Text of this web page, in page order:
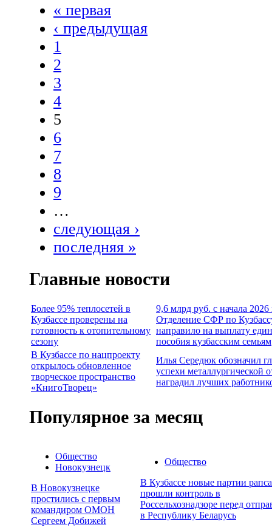
« первая
‹ предыдущая
1
2
3
4
5
6
7
8
9
…
следующая ›
последняя »
Главные новости
Более 95% теплосетей в
Кузбассе проверены на
готовность к отопительному
сезону
9,6 млрд руб. с начала 2026
Отделение СФР по
направило на выплату
пособия кузбасским семьям
В Кузбассе по нацпроекту
открылось обновленное
творческое пространство
«КнигоТворец»
Илья Середюк обозначил
успехи металлургической
наградил лучших
Популярное за месяц
Общество
Новокузнецк
В Новокузнецке
простились с первым
командиром ОМОН
Сергеем Добижей
Общество
В Кузбассе новые партии рапса
прошли контроль в
Россельхознадзоре перед
в Республику Беларусь